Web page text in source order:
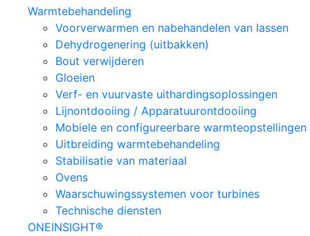
Warmtebehandeling
Voorverwarmen en nabehandelen van lassen
Dehydrogenering (uitbakken)
Bout verwijderen
Gloeien
Verf- en vuurvaste uithardingsoplossingen
Lijnontdooiing / Apparatuurontdooiing
Mobiele en configureerbare warmteopstellingen
Uitbreiding warmtebehandeling
Stabilisatie van materiaal
Ovens
Waarschuwingssystemen voor turbines
Technische diensten
ONEINSIGHT®